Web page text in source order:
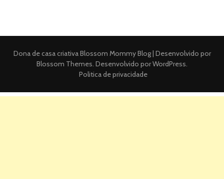
Dona de casa criativaBlossom Mommy Blog | Desenvolvido por
Blossom Themes. Desenvolvido porWordPress.
Politica de privacidade